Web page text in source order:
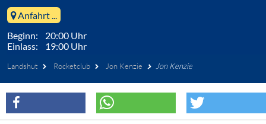
Anfahrt ...
Beginn: 20:00 Uhr
Einlass: 19:00 Uhr
Landshut Rocketclub Jon Kenzie Jon Kenzie